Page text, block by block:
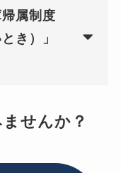
帰属制度
き）」
せんか？